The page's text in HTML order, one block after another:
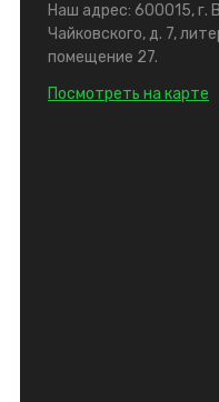
Наш адрес: 600015, г.
Чайковского, д. 7,
помещение 27.
Посмотреть на карте